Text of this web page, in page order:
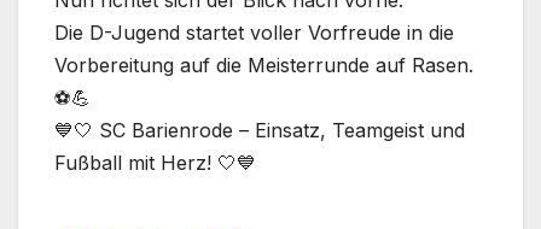
Die D-Jugend startet voller Vorfreude in die
Vorbereitung auf die Meisterrunde auf Rasen.
⚽️💪
💙🤍 SC Barienrode – Einsatz, Teamgeist und
Fußball mit Herz! 🤍💙